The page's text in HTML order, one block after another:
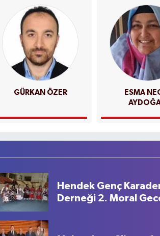
GÜRKAN ÖZER
ESMA
Hendek Genç
Derneği 2. Moral